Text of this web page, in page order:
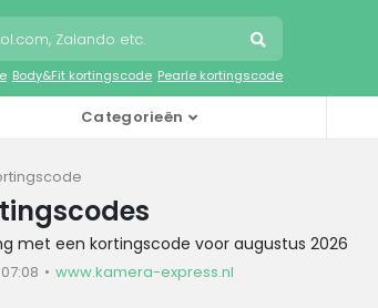
Body&Fit kortingscode Pearle kortingscode
Categorieën
met een kortingscode voor augustus 2026
www.kamera-express.nl